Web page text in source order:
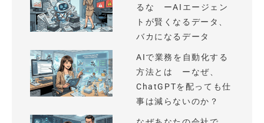
るな ーAIエージェン
トが賢くなるデータ、
バカになるデータ
AIで業務を自動化する
方法とは ーなぜ、
ChatGPTを配っても仕
事は減らないのか？